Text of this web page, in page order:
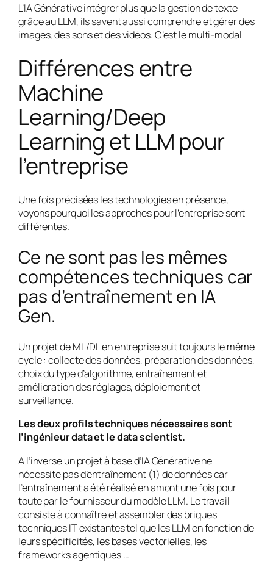
L’IA Générative intégrer plus que la gestion de texte
grâce au LLM, ils savent aussi comprendre et gérer des
images, des sons et des vidéos. C’est le multi-modal
Différences entre
Machine
Learning/Deep
Learning et LLM pour
l’entreprise
Une fois précisées les technologies en présence,
voyons pourquoi les approches pour l’entreprise sont
différentes.
Ce ne sont pas les mêmes
compétences techniques car
pas d’entraînement en IA
Gen.
Un projet de ML/DL en entreprise suit toujours le même
cycle : collecte des données, préparation des données,
choix du type d’algorithme, entraînement et
amélioration des réglages, déploiement et
surveillance.
Les deux profils techniques nécessaires sont
l’ingénieur data et le data scientist.
A l’inverse un projet à base d’IA Générative ne
nécessite pas d’entraînement (1) de données car
l’entraînement a été réalisé en amont une fois pour
toute par le fournisseur du modèle LLM. Le travail
consiste à connaître et assembler des briques
techniques IT existantes tel que les LLM en fonction de
leurs spécificités, les bases vectorielles, les
frameworks agentiques …